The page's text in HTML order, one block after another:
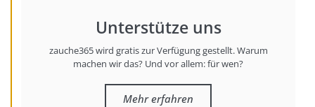
Unterstütze uns
zauche365 wird gratis zur Verfügung gestellt. Warum
machen wir das? Und vor allem: für wen?
Mehr erfahren